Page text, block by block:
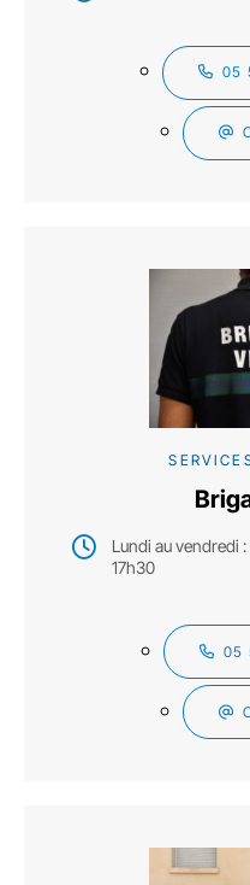
05
Lundi au vendredi
17h30
05